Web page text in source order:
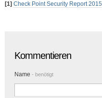
[1] Check Point Security Report 2015
Kommentieren
Name - benötigt